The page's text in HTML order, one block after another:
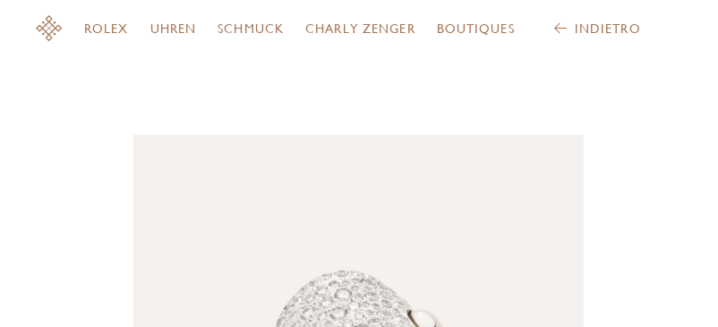
ROLEX UHREN SCHMUCK CHARLY ZENGER BOUTIQUES INDIETRO